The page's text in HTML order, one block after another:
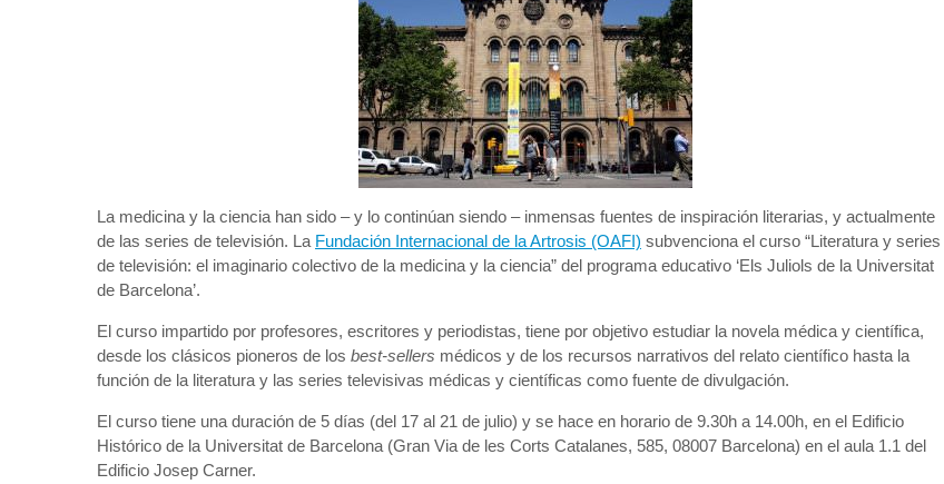
La medicina y la ciencia han sido – y lo continúan siendo – inmensas fuentes de inspiración literarias, y actualmente
de las series de televisión. La Fundación Internacional de la Artrosis (OAFI) subvenciona el curso “Literatura y series
de televisión: el imaginario colectivo de la medicina y la ciencia” del programa educativo ‘Els Juliols de la Universitat
de Barcelona’.
El curso impartido por profesores, escritores y periodistas, tiene por objetivo estudiar la novela médica y científica,
desde los clásicos pioneros de los best-sellers médicos y de los recursos narrativos del relato científico hasta la
función de la literatura y las series televisivas médicas y científicas como fuente de divulgación.
El curso tiene una duración de 5 días (del 17 al 21 de julio) y se hace en horario de 9.30h a 14.00h, en el Edificio
Histórico de la Universitat de Barcelona (Gran Via de les Corts Catalanes, 585, 08007 Barcelona) en el aula 1.1 del
Edificio Josep Carner.